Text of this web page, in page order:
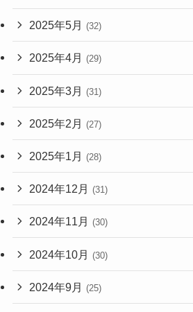
2025年5月 (32)
2025年4月 (29)
2025年3月 (31)
2025年2月 (27)
2025年1月 (28)
2024年12月 (31)
2024年11月 (30)
2024年10月 (30)
2024年9月 (25)